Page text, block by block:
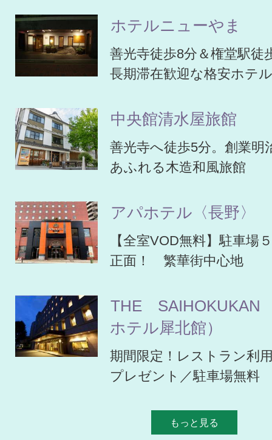
ホテルニューやま
善光寺徒歩8分＆権堂駅
長期滞在歓迎な格安ホテ
中央館清水屋旅館
善光寺へ徒歩5分。創業明
あふれる木造和風旅館
アパホテル〈長野〉
【全室VOD無料】駐車
正面！ 繁華街中心地
THE SAIHOKUKAN
ホテル犀北館）
期間限定！レストラン利
プレゼント／駐車場無料
もっと見る